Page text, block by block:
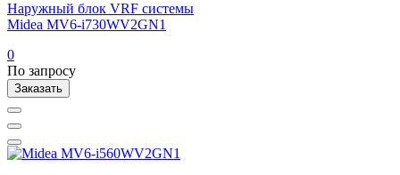
Наружный блок VRF системы
Midea MV6-i730WV2GN1
0
По запросу
Заказать